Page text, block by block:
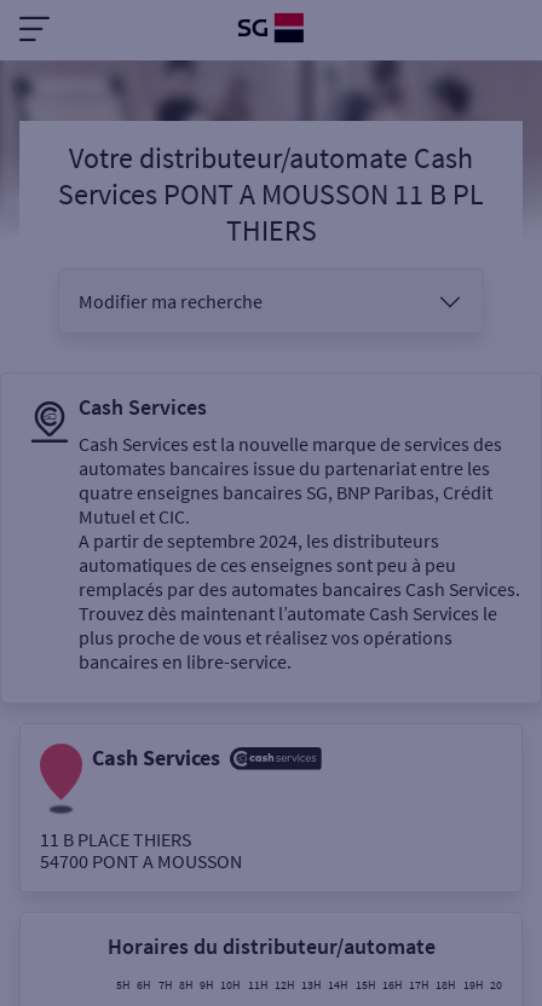
Votre distributeur/automate Cash
Services PONT A MOUSSON 11 B PL
THIERS
Modifier ma recherche
Sélectionnez votre recherche
Un service
Autour de moi
Rue
Cash Services
Cash Services est la nouvelle marque de services des
automates bancaires issue du partenariat entre les
quatre enseignes bancaires SG, BNP Paribas, Crédit
Mutuel et CIC.
A partir de septembre 2024, les distributeurs
automatiques de ces enseignes sont peu à peu
remplacés par des automates bancaires Cash Services.
Trouvez dès maintenant l’automate Cash Services le
plus proche de vous et réalisez vos opérations
bancaires en libre-service.
Cash Services
11 B PLACE THIERS
54700 PONT A MOUSSON
Horaires du distributeur/automate
5H 6H 7H 8H 9H 10H 11H 12H 13H 14H 15H 16H 17H 18H 19H 20H